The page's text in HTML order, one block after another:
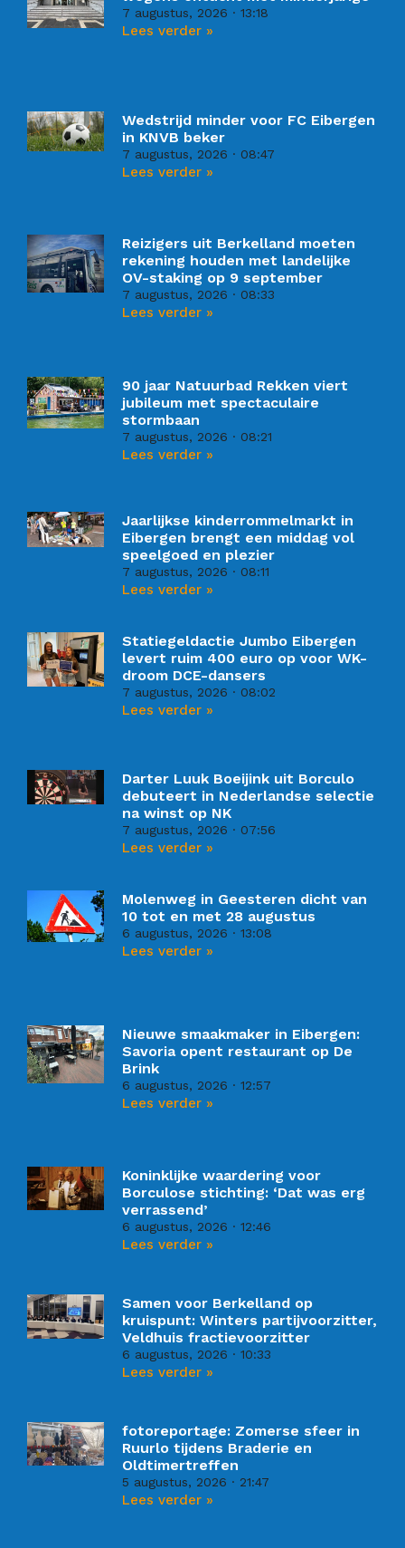
7 augustus, 2026 13:18
Lees verder »
Wedstrijd minder voor FC Eibergen
in KNVB beker
7 augustus, 2026 08:47
Lees verder »
Reizigers uit Berkelland moeten
rekening houden met landelijke
OV-staking op 9 september
7 augustus, 2026 08:33
Lees verder »
90 jaar Natuurbad Rekken viert
jubileum met spectaculaire
stormbaan
7 augustus, 2026 08:21
Lees verder »
Jaarlijkse kinderrommelmarkt in
Eibergen brengt een middag vol
speelgoed en plezier
7 augustus, 2026 08:11
Lees verder »
Statiegeldactie Jumbo Eibergen
levert ruim 400 euro op voor WK-
droom DCE-dansers
7 augustus, 2026 08:02
Lees verder »
Darter Luuk Boeijink uit Borculo
debuteert in Nederlandse selectie
na winst op NK
7 augustus, 2026 07:56
Lees verder »
Molenweg in Geesteren dicht van
10 tot en met 28 augustus
6 augustus, 2026 13:08
Lees verder »
Nieuwe smaakmaker in Eibergen:
Savoria opent restaurant op De
Brink
6 augustus, 2026 12:57
Lees verder »
Koninklijke waardering voor
Borculose stichting: ‘Dat was erg
verrassend’
6 augustus, 2026 12:46
Lees verder »
Samen voor Berkelland op
kruispunt: Winters partijvoorzitter,
Veldhuis fractievoorzitter
6 augustus, 2026 10:33
Lees verder »
fotoreportage: Zomerse sfeer in
Ruurlo tijdens Braderie en
Oldtimertreffen
5 augustus, 2026 21:47
Lees verder »